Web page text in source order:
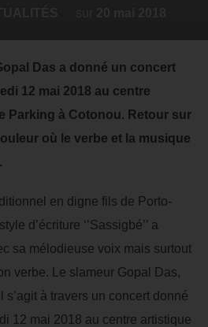
Das a donné un concert
12 mai 2018 au centre
Parking à Cotonou. Retour sur
où le verbe et la musique
en digne fils de Porto-
d’écriture ‘’Sassigbé’’ a
sa mélodieuse voix mais surtout
verbe. Le slameur Gopal Das,
s’agit à travers un concert donné
12 mai 2018 au centre artistique